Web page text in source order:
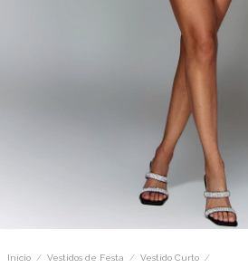
Início / Vestidos de Festa / Vestido Curto /